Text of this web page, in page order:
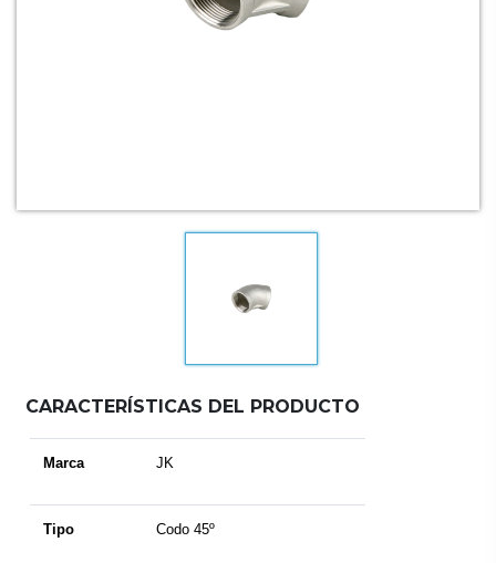
CARACTERÍSTICAS DEL PRODUCTO
Marca JK
Tipo Codo 45º